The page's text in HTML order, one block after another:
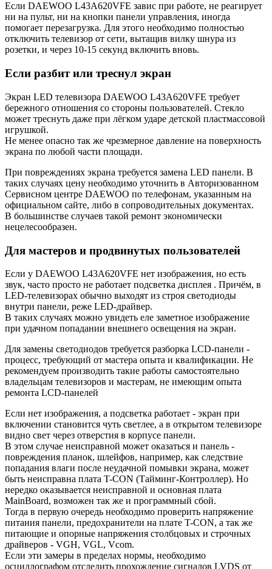
Если DAEWOO L43A620VFE завис при работе, не реагирует
ни на пульт, ни на кнопки панели управления, иногда
помогает перезагрузка. Для этого необходимо полностью
отключить телевизор от сети, вытащив вилку шнура из
розетки, и через 10-15 секунд включить вновь.
Если разбит или треснул экран
Экран LED телевизора DAEWOO L43A620VFE требует
бережного отношения со стороны пользователей. Стекло
может треснуть даже при лёгком ударе детской пластмассовой
игрушкой.
Не менее опасно так же чрезмерное давление на поверхность
экрана по любой части площади.
При повреждениях экрана требуется замена LED панели. В
таких случаях цену необходимо уточнить в Авторизованном
Сервисном центре DAEWOO по телефонам, указанным на
официальном сайте, либо в сопроводительных документах.
В большинстве случаев такой ремонт экономически
нецелесообразен.
Для мастеров и продвинутых пользователей
Если у DAEWOO L43A620VFE нет изображения, но есть
звук, часто просто не работает подсветка дисплея . Причём, в
LED-телевизорах обычно выходят из строя светодиоды
внутри панели, реже LED-драйвер.
В таких случаях можно увидеть еле заметное изображение
при удачном попадании внешнего освещения на экран.
Для замены светодиодов требуется разборка LCD-панели -
процесс, требующий от мастера опыта и квалификации. Не
рекомендуем производить такие работы самостоятельно
владельцам телевизоров и мастерам, не имеющим опыта
ремонта LCD-панелей
Если нет изображения, а подсветка работает - экран при
включении становится чуть светлее, а в открытом телевизоре
видно свет через отверстия в корпусе панели.
В этом случае неисправной может оказаться и панель -
повреждения планок, шлейфов, например, как следствие
попадания влаги после неудачной помывки экрана, может
быть неисправна плата T-CON (Тайминг-Контроллер). Но
нередко оказывается неисправной и основная плата
MainBoard, возможен так же и программный сбой.
Тогда в первую очередь необходимо проверить напряжение
питания панели, предохранители на плате T-CON, а так же
питающие и опорные напряжения столбцовых и строчных
драйверов - VGH, VGL, Vcom.
Если эти замеры в пределах нормы, необходимо
осциллографом отследить прохождение сигналов LVDS от